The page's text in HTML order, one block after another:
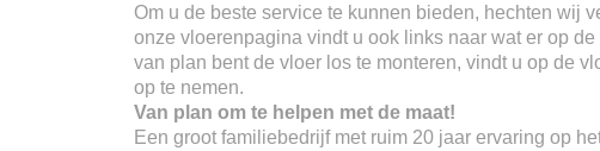
Om u de beste service te kunnen bieden, hechten wij
onze vloerenpagina vindt u ook links naar wat er op
van plan bent de vloer los te monteren, vindt u op de
op te nemen.
Van plan om te helpen met de maat!
Een groot familiebedrijf met ruim 20 jaar ervaring op